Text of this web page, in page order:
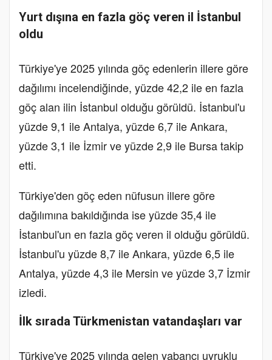
Yurt dışına en fazla göç veren il İstanbul
oldu
Türkiye'ye 2025 yılında göç edenlerin illere göre
dağılımı incelendiğinde, yüzde 42,2 ile en fazla
göç alan ilin İstanbul olduğu görüldü. İstanbul'u
yüzde 9,1 ile Antalya, yüzde 6,7 ile Ankara,
yüzde 3,1 ile İzmir ve yüzde 2,9 ile Bursa takip
etti.
Türkiye'den göç eden nüfusun illere göre
dağılımına bakıldığında ise yüzde 35,4 ile
İstanbul'un en fazla göç veren il olduğu görüldü.
İstanbul'u yüzde 8,7 ile Ankara, yüzde 6,5 ile
Antalya, yüzde 4,3 ile Mersin ve yüzde 3,7 İzmir
izledi.
İlk sırada Türkmenistan vatandaşları var
Türkiye'ye 2025 yılında gelen yabancı uyruklu